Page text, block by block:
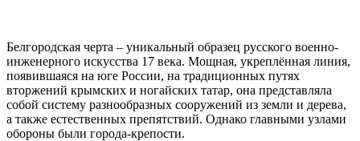
Белгородская черта – уникальный образец русского военно-
инженерного искусства 17 века. Мощная, укреплённая линия,
появившаяся на юге России, на традиционных путях
вторжений крымских и ногайских татар, она представляла
собой систему разнообразных сооружений из земли и дерева,
а также естественных препятствий. Однако главными узлами
обороны были города-крепости.